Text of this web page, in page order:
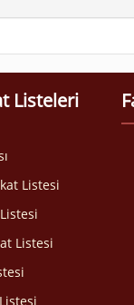
Listeleri
Listesi
Listesi